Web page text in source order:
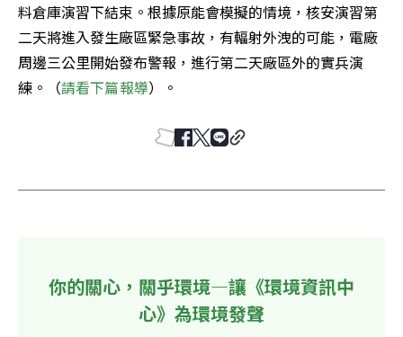
料倉庫演習下結束。根據原能會模擬的情境，核安演習第
二天將進入發生廠區緊急事故，有輻射外洩的可能，電廠
周邊三公里開始發布警報，進行第二天廠區外的實兵演
練。（請看下篇報導）。
你的關心，關乎環境—讓《環境資訊中
心》為環境發聲